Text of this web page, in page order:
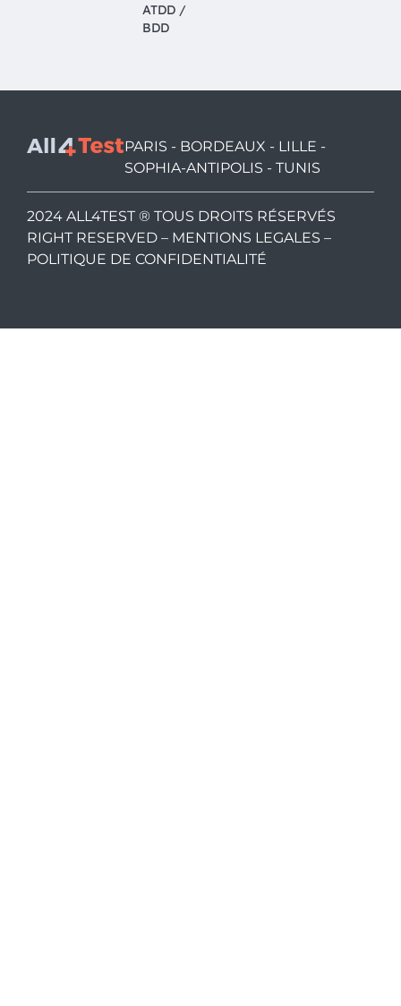
ATDD /
BDD
PARIS - BORDEAUX - LILLE -
SOPHIA-ANTIPOLIS - TUNIS
2024 ALL4TEST ® TOUS DROITS RÉSERVÉS
RIGHT RESERVED – MENTIONS LEGALES –
POLITIQUE DE CONFIDENTIALITÉ